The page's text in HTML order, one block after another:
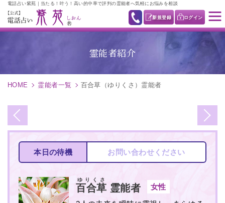
電話占い紫苑｜当たる！叶う！高い的中率で評判の霊能者へ気軽にお悩みを相談
新規登録 ログイン
霊能者紹介
HOME 霊能者一覧 百合草（ゆりくさ）霊能者
本日の待機 お問い合わせください
百合草
ゆりくさ
霊能者 女性